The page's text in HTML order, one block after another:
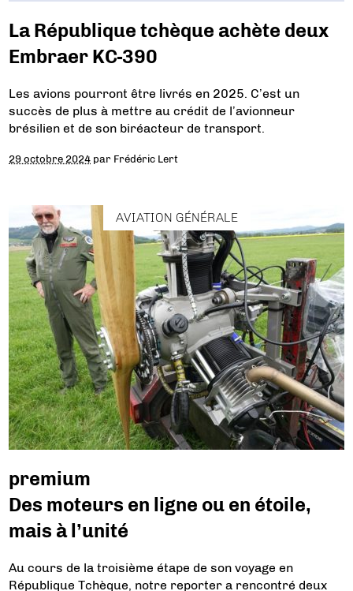
La République tchèque achète deux
Embraer KC-390
Les avions pourront être livrés en 2025. C’est un
succès de plus à mettre au crédit de l’avionneur
brésilien et de son biréacteur de transport.
29 octobre 2024 par Frédéric Lert
AVIATION GÉNÉRALE
premium
Des moteurs en ligne ou en étoile,
mais à l’unité
Au cours de la troisième étape de son voyage en
République Tchèque, notre reporter a rencontré deux